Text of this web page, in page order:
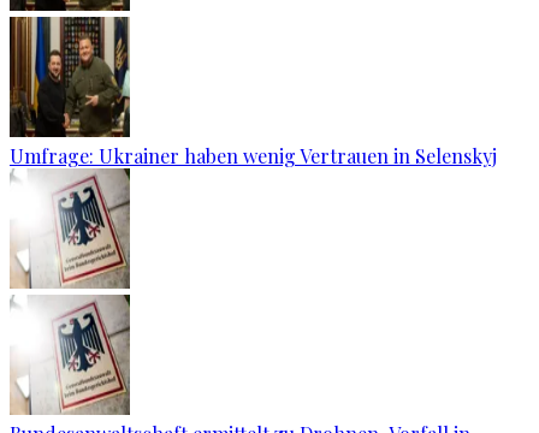
Umfrage: Ukrainer haben wenig Vertrauen in Selenskyj